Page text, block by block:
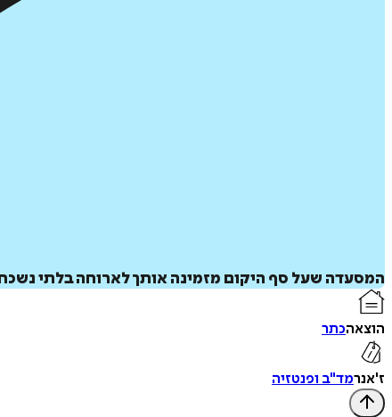
המסעדה שעל סף היקום מזמינה אותך לארוחה בלתי
הוצאהכתר
ז'אנרמד"ב ופנטזיה